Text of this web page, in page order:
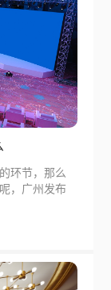
环节，那么
，广州发布